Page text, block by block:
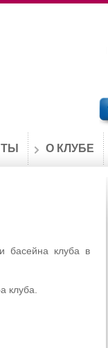
О КЛУБЕ
басейна клуба в
клуба.